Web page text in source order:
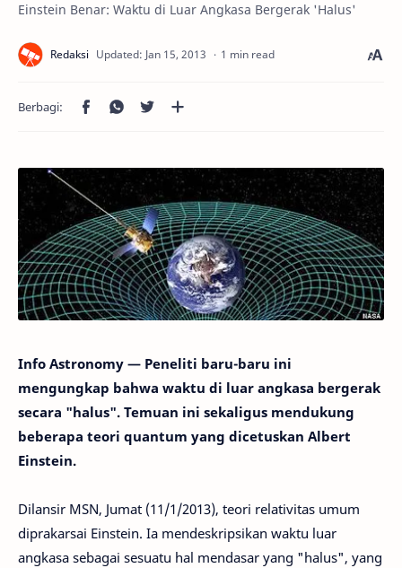
Einstein Benar: Waktu di Luar Angkasa Bergerak 'Halus'
1 min read
Info Astronomy — Peneliti baru-baru ini
mengungkap bahwa waktu di luar angkasa bergerak
secara "halus". Temuan ini sekaligus mendukung
beberapa teori quantum yang dicetuskan Albert
Einstein.
Dilansir MSN, Jumat (11/1/2013), teori relativitas umum
diprakarsai Einstein. Ia mendeskripsikan waktu luar
angkasa sebagai sesuatu hal mendasar yang "halus", yang